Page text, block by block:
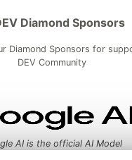
Diamond Sponsors
Diamond Sponsors for
DEV Community
AI is the official AI Model